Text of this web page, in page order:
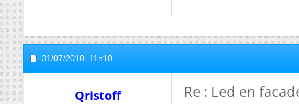
31/07/2010, 11h10
Qristoff Re : Led en